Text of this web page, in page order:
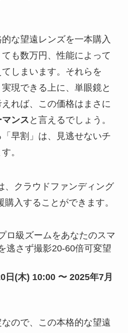
な望遠レンズを一本購入
も数万円、性能によって
しまいます。それらを
実現できる上に、単眼鏡と
れば、この価格はまさに
ンス と言えるでしょう。
早割」は、見逃せないチ
。
、クラウドファンディング
購入することができます。
ロ級ズームをあなたのスマ
逃さず撮影20-60倍可変望
日(木) 10:00 〜 2025年7月
ので、この本格的な望遠